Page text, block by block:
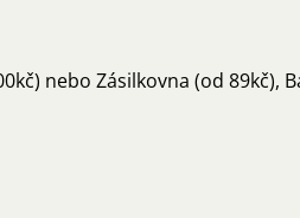
nebo Zásilkovna (od 89kč),